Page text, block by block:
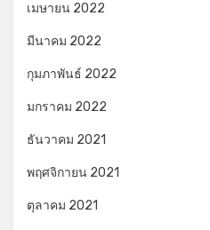
เมษายน 2022
มีนาคม 2022
กุมภาพันธ์ 2022
มกราคม 2022
ธันวาคม 2021
พฤศจิกายน 2021
ตุลาคม 2021